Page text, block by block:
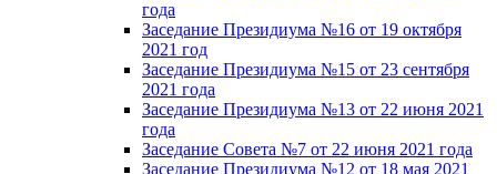
года
Заседание Президиума №16 от 19 октября
2021 год
Заседание Президиума №15 от 23 сентября
2021 года
Заседание Президиума №13 от 22 июня 2021
года
Заседание Совета №7 от 22 июня 2021 года
Заседание Президиума №12 от 18 мая 2021